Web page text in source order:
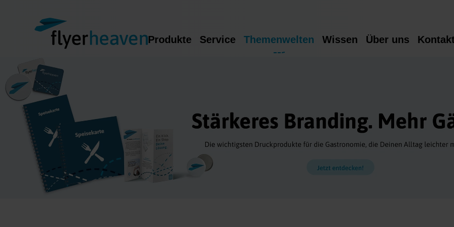
Produkte Service Themenwelten Wissen Über uns